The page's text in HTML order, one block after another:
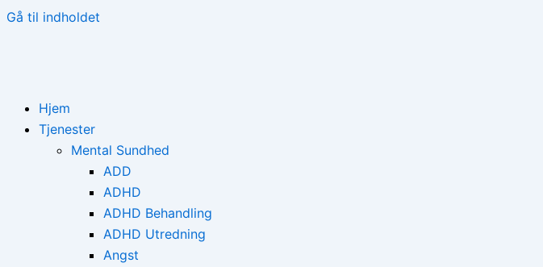
Gå til indholdet
Hjem
Tjenester
Mental Sundhed
ADD
ADHD
ADHD Behandling
ADHD Utredning
Angst